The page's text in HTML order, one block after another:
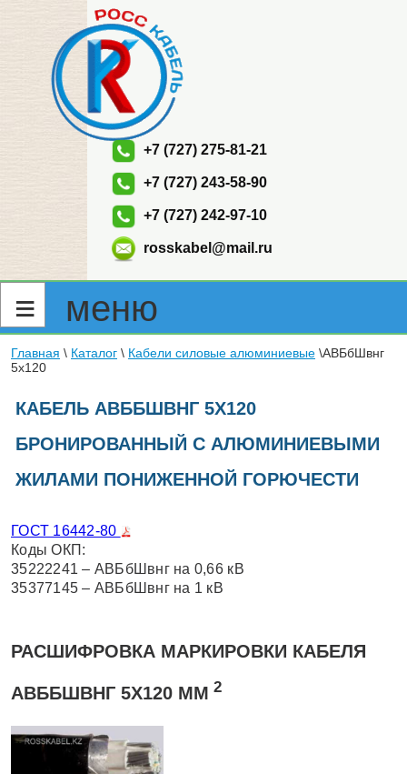
+7 (727) 275-81-21
+7 (727) 243-58-90
+7 (727) 242-97-10
rosskabel@mail.ru
≡ меню
Главная \ Каталог \ Кабели силовые алюминиевые \АВБбШвнг
5х120
КАБЕЛЬ АВББШВНГ 5Х120
БРОНИРОВАННЫЙ С АЛЮМИНИЕВЫМИ
ЖИЛАМИ ПОНИЖЕННОЙ ГОРЮЧЕСТИ
ГОСТ 16442-80
Коды ОКП:
35222241 – АВБбШвнг на 0,66 кВ
35377145 – АВБбШвнг на 1 кВ
РАСШИФРОВКА МАРКИРОВКИ КАБЕЛЯ
АВББШВНГ 5Х120 ММ 2